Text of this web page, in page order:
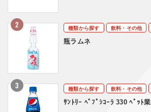
種類から探す 飲料・その他
瓶ラムネ
種類から探す 飲料・その他
ｻﾝﾄﾘｰ ﾍﾟﾌﾟｼｺｰﾗ 330 ﾍﾟｯﾄ